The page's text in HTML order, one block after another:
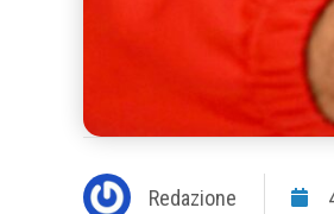
Redazione